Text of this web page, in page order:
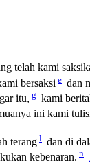
telah kami
bersaksi e dan
itu, g kami
ini kami
terang l dan di
kebenaran. n